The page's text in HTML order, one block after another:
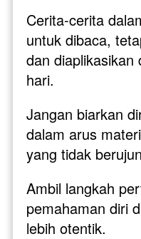
Cerita-cerita
untuk dibaca,
dan diaplikasikan
hari.
Jangan biarkan
dalam arus
yang tidak
Ambil langkah
pemahaman diri
lebih otentik.